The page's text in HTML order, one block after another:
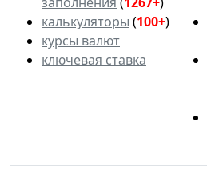
калькуляторы (100+)
курсы валют
ключевая ставка